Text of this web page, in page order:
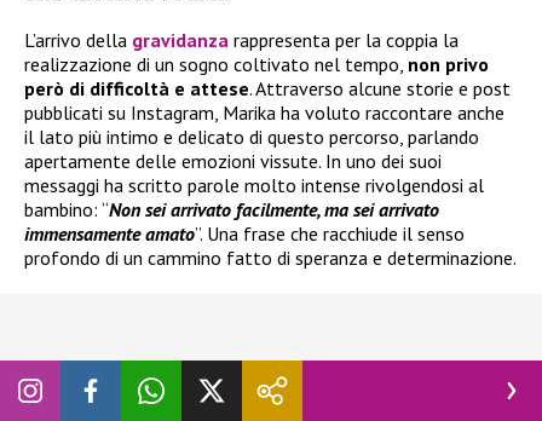
L’arrivo della gravidanza rappresenta per la coppia la
realizzazione di un sogno coltivato nel tempo, non privo
però di difficoltà e attese. Attraverso alcune storie e post
pubblicati su Instagram, Marika ha voluto raccontare anche
il lato più intimo e delicato di questo percorso, parlando
apertamente delle emozioni vissute. In uno dei suoi
messaggi ha scritto parole molto intense rivolgendosi al
bambino: “Non sei arrivato facilmente, ma sei arrivato
immensamente amato”. Una frase che racchiude il senso
profondo di un cammino fatto di speranza e determinazione.